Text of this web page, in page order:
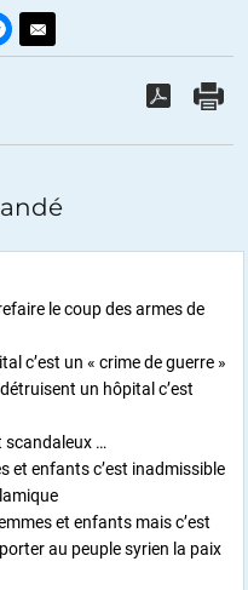
le coup des armes de
c’est un « crime de guerre »
un hôpital c’est
scandaleux …
et enfants c’est inadmissible
et enfants mais c’est
au peuple syrien la paix